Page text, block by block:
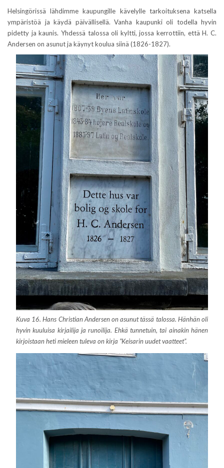
Helsingörissä lähdimme kaupungille kävelylle tarkoituksena katsella
ympäristöä ja käydä päivällisellä. Vanha kaupunki oli todella hyvin
pidetty ja kaunis. Yhdessä talossa oli kyltti, jossa kerrottiin, että H. C.
Andersen on asunut ja käynyt koulua siinä (1826-1827).
Kuva 16. Hans Christian Andersen on asunut tässä talossa. Hänhän oli
hyvin kuuluisa kirjailija ja runoilija. Ehkä tunnetuin, tai ainakin hänen
kirjoistaan heti mieleen tuleva on kirja ”Keisarin uudet vaatteet”.